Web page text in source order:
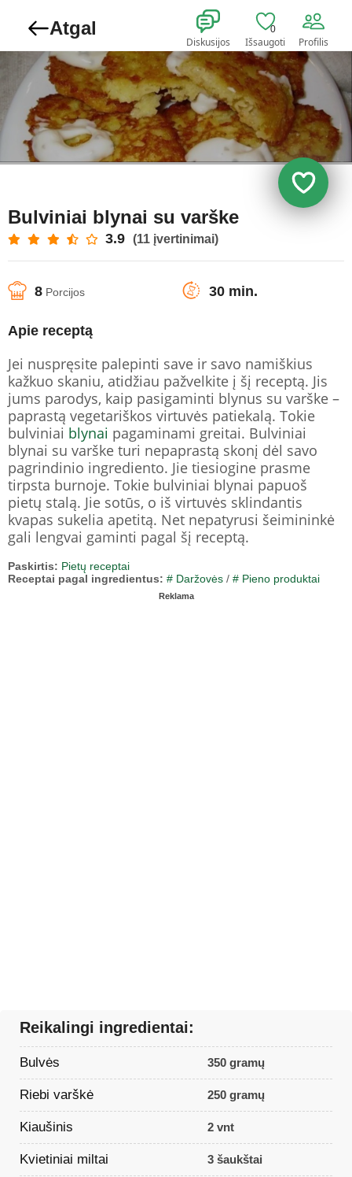
Atgal
Diskusijos
0
Išsaugoti Profilis
Bulviniai blynai su varške
3.9 (11 įvertinimai)
8 Porcijos 30 min.
Apie receptą
Jei nuspręsite palepinti save ir savo namiškius
kažkuo skaniu, atidžiau pažvelkite į šį receptą. Jis
jums parodys, kaip pasigaminti blynus su varške –
paprastą vegetariškos virtuvės patiekalą. Tokie
bulviniai blynai pagaminami greitai. Bulviniai
blynai su varške turi nepaprastą skonį dėl savo
pagrindinio ingrediento. Jie tiesiogine prasme
tirpsta burnoje. Tokie bulviniai blynai papuoš
pietų stalą. Jie sotūs, o iš virtuvės sklindantis
kvapas sukelia apetitą. Net nepatyrusi šeimininkė
gali lengvai gaminti pagal šį receptą.
Paskirtis: Pietų receptai
Receptai pagal ingredientus: # Daržovės / # Pieno produktai
Reklama
Reikalingi ingredientai:
Bulvės 350 gramų
Riebi varškė 250 gramų
Kiaušinis 2 vnt
Kvietiniai miltai 3 šaukštai